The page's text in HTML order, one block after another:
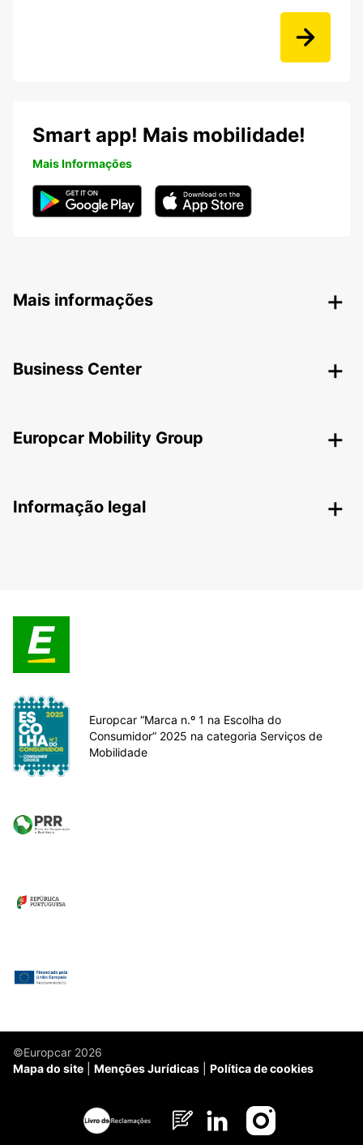
Smart app! Mais mobilidade!
Mais Informações
Mais informações
Business Center
Europcar Mobility Group
Informação legal
Europcar “Marca n.º 1 na Escolha do
Consumidor” 2025 na categoria Serviços de
Mobilidade
©Europcar 2026
Mapa do site
Menções Jurídicas Política de cookies